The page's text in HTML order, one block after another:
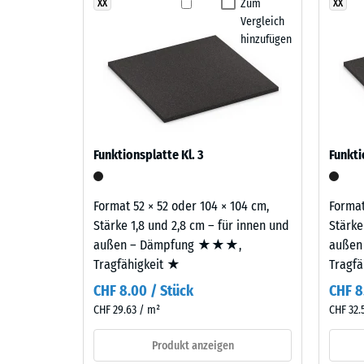
Life Tyres, also für Gummi aus der Verwertung von
vereint
Hellbrauntöne
hellen
Farbbild,
das
an
hellen
Kalkstein
erinnert
und
Außenanlagen
eine
Dichte
780
bis
840
Zum
Vergleich
hinzufügen
XX
Funktionsplatte Kl. 3
Format 52 × 52 oder 104 × 104 cm,
Stärke 1,8 und 2,8 cm – für innen und
außen – Dämpfung ★★★,
Tragfähigkeit ★
CHF 8.00 / Stück
CHF 29.63 / m²
Produkt anzeigen
XX
CHF
CHF